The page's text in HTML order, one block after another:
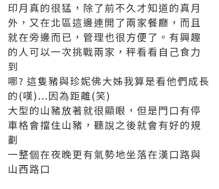
印月真的很猛，除了前不久才知道的真月
外，又在北區這邊連開了兩家餐廳，而且
就在旁邊而已，管理也很方便了。有興趣
的人可以一次挑戰兩家，秤看看自己食力
到
哪? 這隻豬與珍妮佛大姊我算是看他們成長
的(嘆)...因為距離(笑)
大型的山豬放著就很顯眼，但是門口有停
車格會擋住山豬，聽說之後就會有好的規
劃
一整個在夜晚更有氣勢地坐落在漢口路與
山西路口